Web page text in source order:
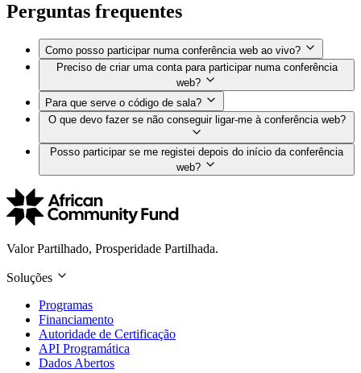
Perguntas frequentes
Como posso participar numa conferência web ao vivo?
Preciso de criar uma conta para participar numa conferência
web?
Para que serve o código de sala?
O que devo fazer se não conseguir ligar-me à conferência web?
Posso participar se me registei depois do início da conferência
web?
Valor Partilhado, Prosperidade Partilhada.
Soluções
Programas
Financiamento
Autoridade de Certificação
API Programática
Dados Abertos